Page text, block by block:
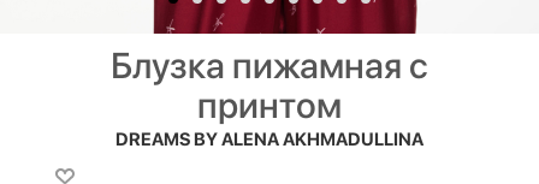
Блузка пижамная с
принтом
DREAMS BY ALENA AKHMADULLINA